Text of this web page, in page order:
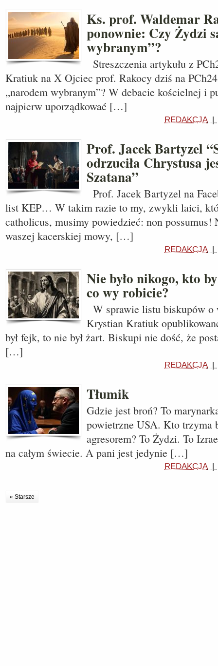
Ks. prof. Waldemar
ponownie: Czy Żydzi
wybranym”?
Streszczenia artykułu z
Kratiuk na X Ojciec prof. Rakocy dziś na
„narodem wybranym”? W debacie kościelnej i
najpierw uporządkować […]
REDAKCJA
Prof. Jacek Bartyzel
odrzuciła Chrystusa
Szatana”
Prof. Jacek Bartyzel na
list KEP… W takim razie to my, zwykli laici,
catholicus, musimy powiedzieć: non possumus!
waszej kacerskiej mowy, […]
REDAKCJA
Nie było nikogo, kto
co wy robicie?
W sprawie listu biskupów o
Krystian Kratiuk
był fejk, to nie był żart. Biskupi nie dość, że
[…]
REDAKCJA
Tłumik
Gdzie jest broń? To
powietrzne USA. Kto trzyma
agresorem? To Żydzi. To
na całym świecie. A pani jest jedynie […]
REDAKCJA
« Starsze